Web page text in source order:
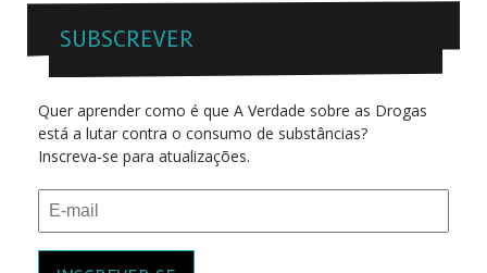
SUBSCREVER
Quer aprender como é que A Verdade sobre as Drogas
está a lutar contra o consumo de substâncias?
Inscreva‑se para atualizações.